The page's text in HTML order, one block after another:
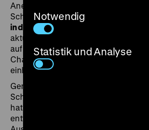
Anerkennung und
Schwerpunkt liegt dabei auf den
in der Ausstellung
aktuelle Debatten über kulturelle
auf und gibt Einblick in die
Chancen, die mit inklusiver und
einhergehen.
Gemeinsam mit Schülerinnen und
Schulen mit Förderschwerpunkt in
hat das DHM inklusive
entwickelt. Sieben multisensorische
Notwendig
Statistik und Analyse